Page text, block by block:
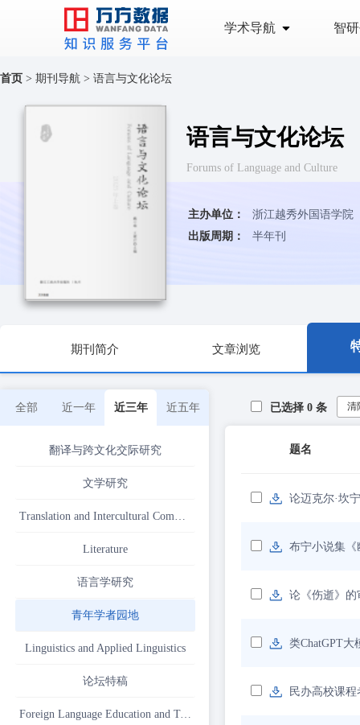
学术导航 智
首页 > 期刊导航 > 语言与文化论坛
语言与文化论坛
Forums of Language and Culture
主办单位：
浙江越秀外国语学院
出版周期：
半年刊
期刊简介 文章浏览
全部 近一年 近三年 近五年
翻译与跨文化交际研究
文学研究
Translation and Intercultural Communication
Literature
语言学研究
青年学者园地
Linguistics and Applied Linguistics
论坛特稿
Foreign Language Education and Teaching
已选择 0 条 清
题名
论迈克尔·坎
布宁小说集
论《伤逝》
类ChatGPT
民办高校课